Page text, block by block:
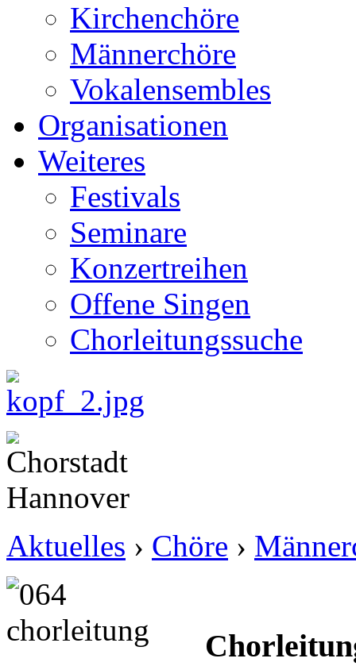
Kirchenchöre
Männerchöre
Vokalensembles
Organisationen
Weiteres
Festivals
Seminare
Konzertreihen
Offene Singen
Chorleitungssuche
Aktuelles › Chöre ›